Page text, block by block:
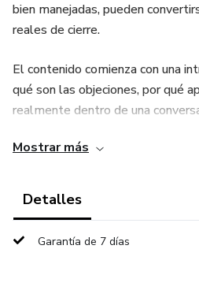
bien manejadas, pueden
reales de cierre.
El contenido comienza con una
qué son las objeciones, por qué
realmente dentro de una
importante aún, lo que realmente
clave para responder con
Mostrar más
Detalles
Garantía de 7 días